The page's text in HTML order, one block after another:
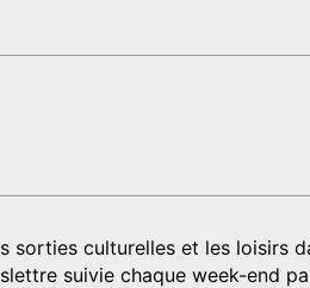
sorties culturelles et les loisirs
suivie chaque week-end